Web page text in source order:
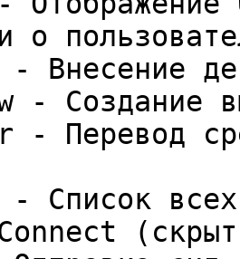
о
Внесение
- Создание
Перевод
Список всех